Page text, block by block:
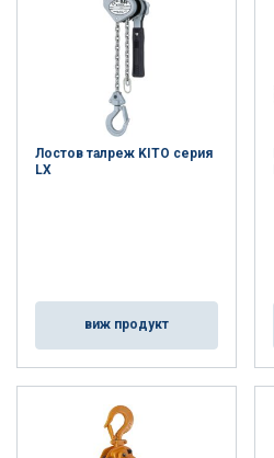
Лостов талреж KITO серия
LX
виж продукт